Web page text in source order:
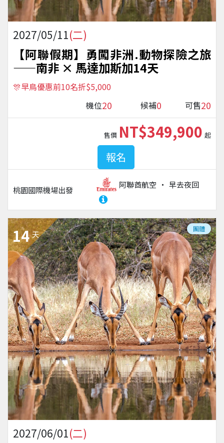
2027/05/11(二)
【阿聯假期】勇闖非洲.動物探險之旅
——南非 × 馬達加斯加14天
🎊早鳥優惠前10名折$5,000
機位20 候補0 可售20
桃園國際機場出發
阿聯酋航空 早去夜回
售價 NT$349,900 起
報名
14 天
團體
2027/06/01(二)